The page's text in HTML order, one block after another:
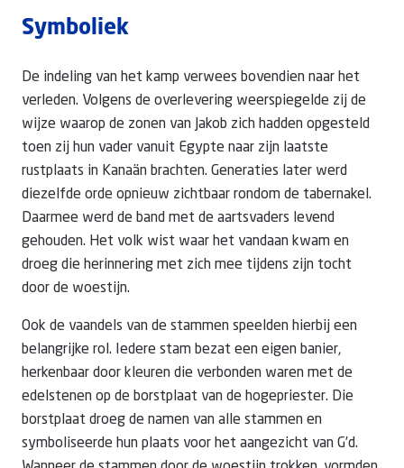
Symboliek
De indeling van het kamp verwees bovendien naar het
verleden. Volgens de overlevering weerspiegelde zij de
wijze waarop de zonen van Jakob zich hadden opgesteld
toen zij hun vader vanuit Egypte naar zijn laatste
rustplaats in Kanaän brachten. Generaties later werd
diezelfde orde opnieuw zichtbaar rondom de tabernakel.
Daarmee werd de band met de aartsvaders levend
gehouden. Het volk wist waar het vandaan kwam en
droeg die herinnering met zich mee tijdens zijn tocht
door de woestijn.
Ook de vaandels van de stammen speelden hierbij een
belangrijke rol. Iedere stam bezat een eigen banier,
herkenbaar door kleuren die verbonden waren met de
edelstenen op de borstplaat van de hogepriester. Die
borstplaat droeg de namen van alle stammen en
symboliseerde hun plaats voor het aangezicht van G’d.